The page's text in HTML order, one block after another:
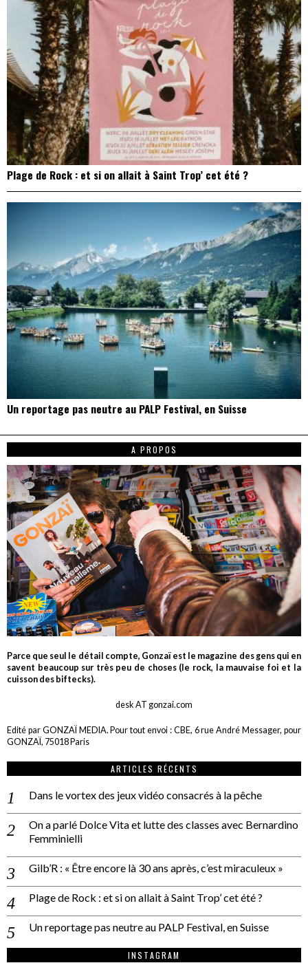
Plage de Rock : et si on allait à Saint Trop’ cet été ?
Un reportage pas neutre au PALP Festival, en Suisse
A PROPOS
Parce que seul le détail compte, Gonzaï est le magazine des gens qui en
savent beaucoup sur très peu de choses (le rock, la mauvaise foi et la
cuisson des biftecks).
desk AT gonzai.com
Edité par GONZAÏ MEDIA. Pour tout envoi : CBE, 6 rue André Messager, pour
GONZAÏ, 75018 Paris
ARTICLES RÉCENTS
Dans le vortex des jeux vidéo consacrés à la pêche
On a parlé Dolce Vita et lutte des classes avec Bernardino
Femminielli
Gilb’R : « Être encore là 30 ans après, c’est miraculeux »
Plage de Rock : et si on allait à Saint Trop’ cet été ?
Un reportage pas neutre au PALP Festival, en Suisse
INSTAGRAM